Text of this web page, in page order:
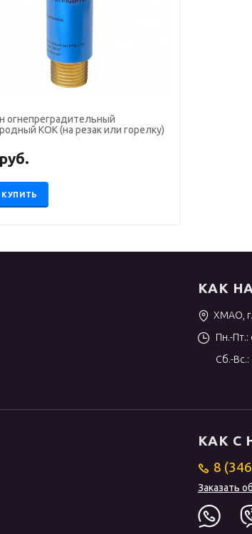
огнепреградительный
КОК (на резак или горелку)
руб.
КУПИТЬ
КАК
ХМАО, г.
Пн.-Пт.:
Сб.-
КАК С
8
Заказать